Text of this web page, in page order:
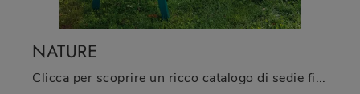
NATURE
Clicca per scoprire un ricco catalogo di sedie fisse per stanze classiche: il modello Nature di La Seggiola ti sta aspettando!